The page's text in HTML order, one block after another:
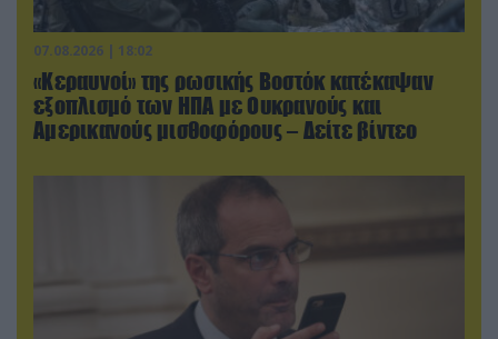
07.08.2026 | 18:02
«Κεραυνοί» της ρωσικής Βοστόκ κατέκαψαν
εξοπλισμό των ΗΠΑ με Ουκρανούς και
Αμερικανούς μισθοφόρους – Δείτε βίντεο